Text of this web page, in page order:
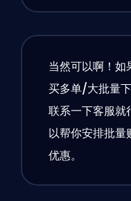
当然可以啊！如
买多单/大批量
联系一下客服就
以帮你安排批量
优惠。